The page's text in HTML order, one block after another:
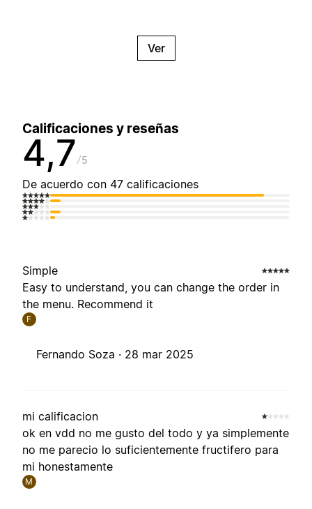
Ver
Calificaciones y reseñas
4,7 5
De acuerdo con 47 calificaciones
Simple
Easy to understand, you can change the order in
the menu. Recommend it
F
Fernando Soza · 28 mar 2025
mi calificacion
ok en vdd no me gusto del todo y ya simplemente
no me parecio lo suficientemente fructifero para
mi honestamente
M